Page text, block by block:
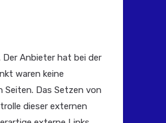
Anbieter hat bei der
waren keine
Das Setzen von
dieser externen